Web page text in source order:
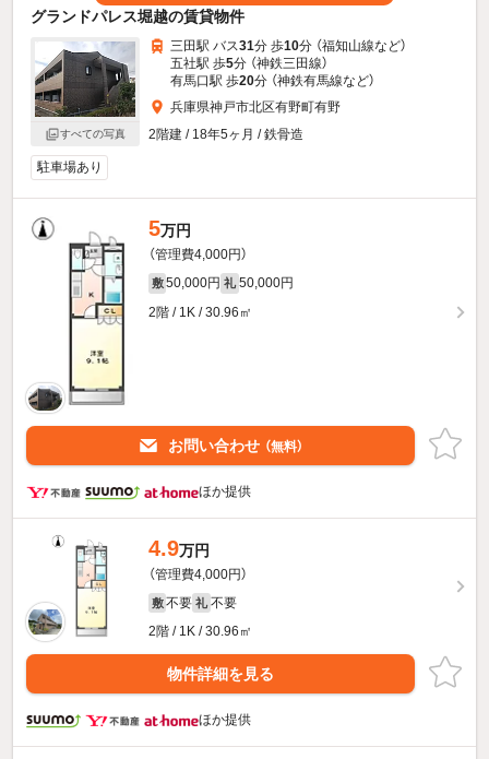
グランドパレス堀越の賃貸物件
すべての写真
三田駅 バス31分 歩10分 （福知山線など）
五社駅 歩5分 （神鉄三田線）
有馬口駅 歩20分 （神鉄有馬線など）
兵庫県神戸市北区有野町有野
2階建 / 18年5ヶ月 / 鉄骨造
駐車場あり
5万円
（管理費4,000円）
敷 50,000円 礼 50,000円
2階 / 1K / 30.96㎡
お問い合わせ （無料）
ほか提供
4.9万円
（管理費4,000円）
敷 不要 礼 不要
2階 / 1K / 30.96㎡
物件詳細を見る
ほか提供